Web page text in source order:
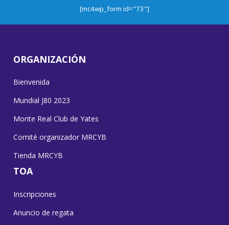
[mc4wp_form id="73"]
ORGANIZACIÓN
Bienvenida
Mundial J80 2023
Monte Real Club de Yates
Comité organizador MRCYB
Tienda MRCYB
TOA
Inscripciones
Anuncio de regata